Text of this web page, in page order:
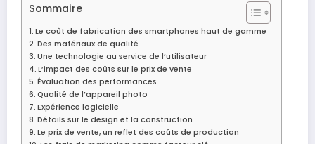
Sommaire
Le coût de fabrication des smartphones haut de gamme
Des matériaux de qualité
Une technologie au service de l’utilisateur
L’impact des coûts sur le prix de vente
Évaluation des performances
Qualité de l’appareil photo
Expérience logicielle
Détails sur le design et la construction
Le prix de vente, un reflet des coûts de production